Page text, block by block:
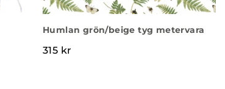
Humlan grön/beige tyg metervara
315 kr